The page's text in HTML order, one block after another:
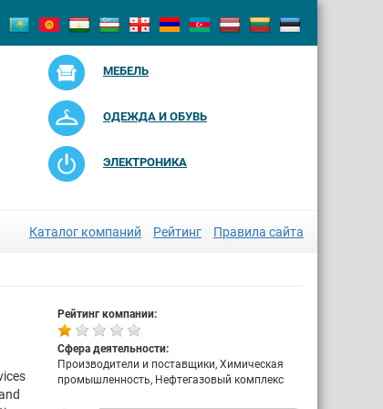
МЕБЕЛЬ
ОДЕЖДА И ОБУВЬ
ЭЛЕКТРОНИКА
Каталог компаний Рейтинг Правила сайта
Рейтинг компании:
Сфера деятельности:
Производители и поставщики, Химическая
промышленность, Нефтегазовый комплекс